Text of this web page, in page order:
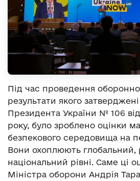
Під час проведення
результати якого
Президента України № 106
року, було зроблено оцінки
безпекового середовища на
Вони охоплюють глобальний,
національний рівні. Саме ці
Міністра оборони Андрія